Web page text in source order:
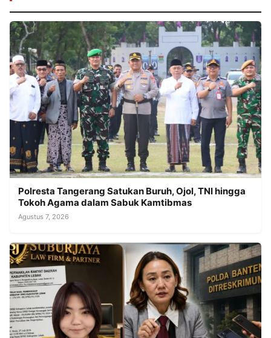
Polresta Tangerang Satukan Buruh, Ojol, TNI hingga
Tokoh Agama dalam Sabuk Kamtibmas
Agustus 7, 2026